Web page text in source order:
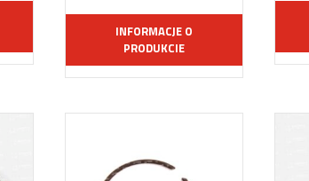
INFORMACJE O
PRODUKCIE